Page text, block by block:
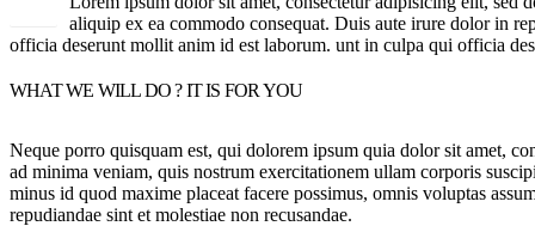
aliquip ex ea commodo consequat. Duis aute irure dolor in
officia deserunt mollit anim id est laborum. unt in culpa qui officia
WHAT WE WILL DO ? IT IS FOR YOU
Neque porro quisquam est, qui dolorem ipsum quia dolor sit amet,
ad minima veniam, quis nostrum exercitationem ullam corporis
minus id quod maxime placeat facere possimus, omnis voluptas
repudiandae sint et molestiae non recusandae.